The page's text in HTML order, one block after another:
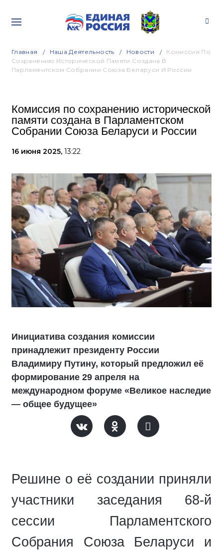
Главная Наша Деятельность Новости
Комиссия По
Сохранению Исторической Памяти Создана В
Парламентском Собрании Союза Беларуси И России
Комиссия по сохранению исторической
памяти создана в Парламентском
Собрании Союза Беларуси и России
16 июня 2025, 13:22
Инициатива создания комиссии
принадлежит президенту России
Владимиру Путину, который предложил её
формирование 29 апреля на
международном форуме «Великое наследие
— общее будущее»
Решине о её создании приняли
участники заседания 68-й
сессии Парламентского
Собрания Союза Беларуси и